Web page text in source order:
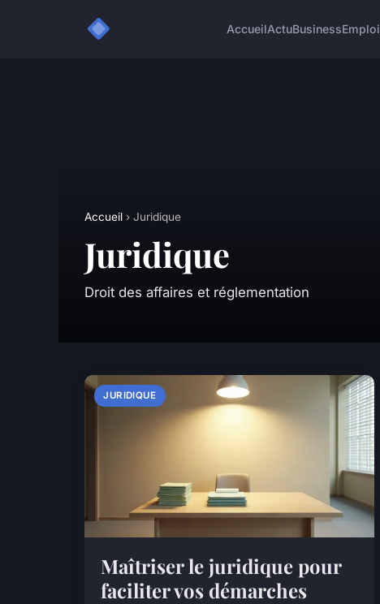
AccueilActuBusinessEmploi
Accueil › Juridique
Juridique
Droit des affaires et réglementation
JURIDIQUE
Maîtriser le juridique pour
faciliter vos démarches